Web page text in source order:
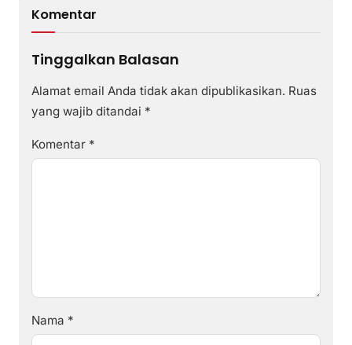
Komentar
Tinggalkan Balasan
Alamat email Anda tidak akan dipublikasikan. Ruas
yang wajib ditandai *
Komentar *
Nama *